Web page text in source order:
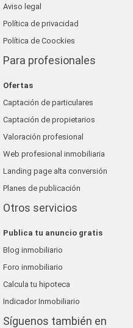
Aviso legal
Política de privacidad
Política de Coockies
Para profesionales
Ofertas
Captación de particulares
Captación de propietarios
Valoración profesional
Web profesional inmobiliaria
Landing page alta conversión
Planes de publicación
Otros servicios
Publica tu anuncio gratis
Blog inmobiliario
Foro inmobiliario
Calcula tu hipoteca
Indicador Inmobiliario
Síguenos también en